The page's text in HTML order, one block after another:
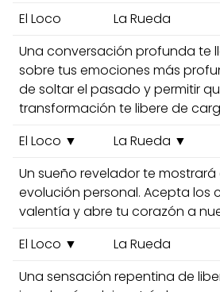
El Loco La Rueda
Una conversación profunda te
sobre tus emociones más
de soltar el pasado y permitir
transformación te libere de
El Loco ▼
La Rueda ▼
Un sueño revelador te
evolución personal. Acepta los
valentía y abre tu corazón a
El Loco ▼
La Rueda
Una sensación repentina de